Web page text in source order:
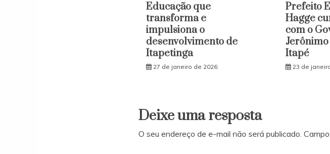
Educação que
transforma e
impulsiona o
desenvolvimento de
Itapetinga
27 de janeiro de 2026
Prefeito
Hagge
com o
Itapé
23 de
Deixe uma resposta
O seu endereço de e-mail não será publicado.